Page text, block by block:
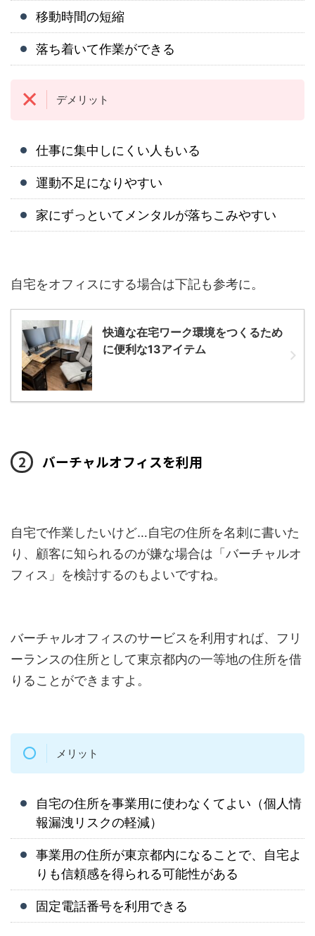
移動時間の短縮
落ち着いて作業ができる
デメリット
仕事に集中しにくい人もいる
運動不足になりやすい
家にずっといてメンタルが落ちこみやすい
自宅をオフィスにする場合は下記も参考に。
快適な在宅ワーク環境をつくるため
に便利な13アイテム
バーチャルオフィスを利用
自宅で作業したいけど…自宅の住所を名刺に書いた
り、顧客に知られるのが嫌な場合は「バーチャルオ
フィス」を検討するのもよいですね。
バーチャルオフィスのサービスを利用すれば、フリ
ーランスの住所として東京都内の一等地の住所を借
りることができますよ。
メリット
自宅の住所を事業用に使わなくてよい（個人情
報漏洩リスクの軽減）
事業用の住所が東京都内になることで、自宅よ
りも信頼感を得られる可能性がある
固定電話番号を利用できる